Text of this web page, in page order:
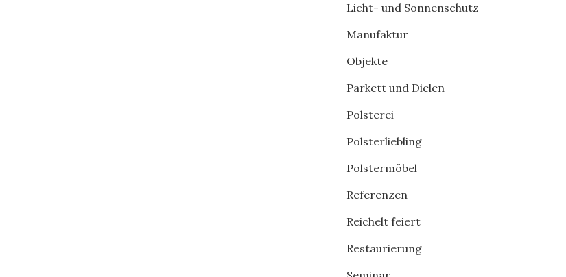
Licht- und Sonnenschutz
Manufaktur
Objekte
Parkett und Dielen
Polsterei
Polsterliebling
Polstermöbel
Referenzen
Reichelt feiert
Restaurierung